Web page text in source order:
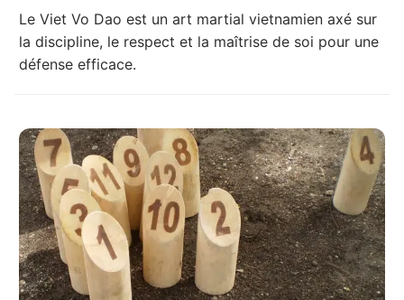
Le Viet Vo Dao est un art martial vietnamien axé sur
la discipline, le respect et la maîtrise de soi pour une
défense efficace.